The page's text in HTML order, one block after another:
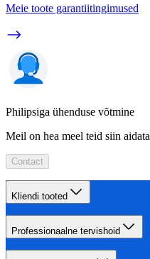
Meie toote garantiitingimused
Philipsiga ühenduse võtmine
Meil on hea meel teid siin aidata
Contact
Kliendi tooted
Professionaalne tervishoid